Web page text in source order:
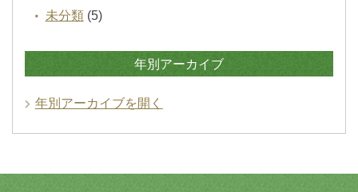
未分類(5)
年別アーカイブ
年別アーカイブを開く